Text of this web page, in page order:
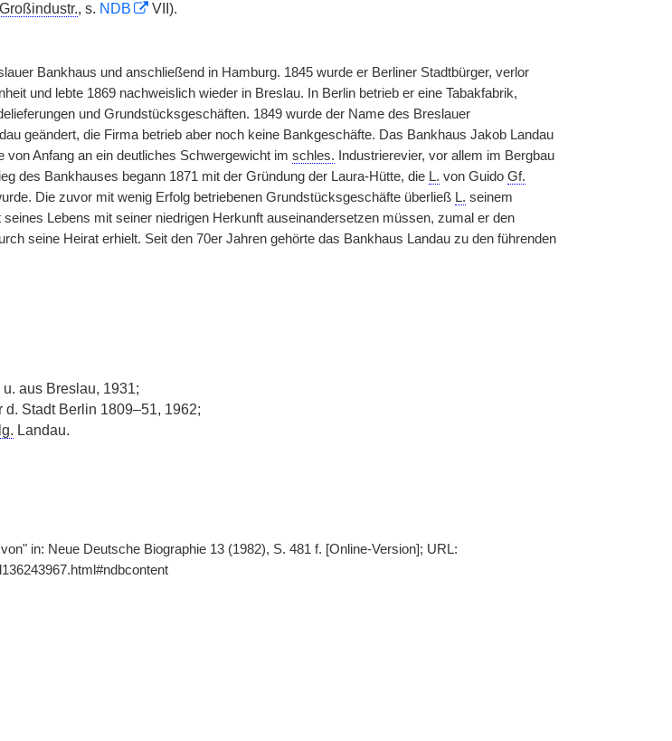
Großindustr., s. NDB VII).
Bankhaus und anschließend in Hamburg. 1845 wurde er Berliner Stadtbürger, verlor
und lebte 1869 nachweislich wieder in Breslau. In Berlin betrieb er eine Tabakfabrik,
und Grundstücksgeschäften. 1849 wurde der Name des Breslauer
geändert, die Firma betrieb aber noch keine Bankgeschäfte. Das Bankhaus Jakob Landau
von Anfang an ein deutliches Schwergewicht im schles. Industrierevier, vor allem im Bergbau
des Bankhauses begann 1871 mit der Gründung der Laura-Hütte, die L. von Guido Gf.
Die zuvor mit wenig Erfolg betriebenen Grundstücksgeschäfte überließ L. seinem
seines Lebens mit seiner niedrigen Herkunft auseinandersetzen müssen, zumal er den
seine Heirat erhielt. Seit den 70er Jahren gehörte das Bankhaus Landau zu den führenden
aus Breslau, 1931;
Stadt Berlin 1809–51, 1962;
Landau.
in: Neue Deutsche Biographie 13 (1982), S. 481 f. [Online-Version]; URL: